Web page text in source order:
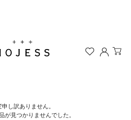
申し訳ありません。
が見つかりませんでした。